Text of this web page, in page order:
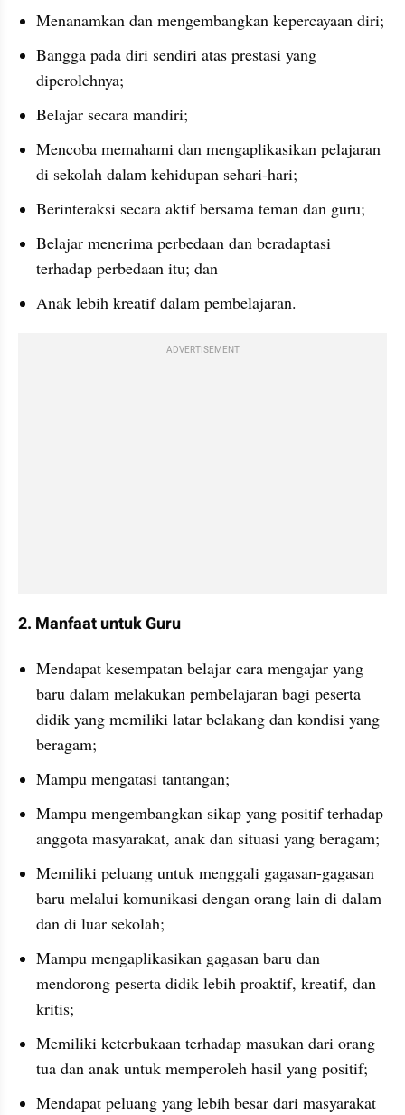
Menanamkan dan mengembangkan kepercayaan diri;
Bangga pada diri sendiri atas prestasi yang
diperolehnya;
Belajar secara mandiri;
Mencoba memahami dan mengaplikasikan pelajaran
di sekolah dalam kehidupan sehari-hari;
Berinteraksi secara aktif bersama teman dan guru;
Belajar menerima perbedaan dan beradaptasi
terhadap perbedaan itu; dan
Anak lebih kreatif dalam pembelajaran.
ADVERTISEMENT
2. Manfaat untuk Guru
Mendapat kesempatan belajar cara mengajar yang
baru dalam melakukan pembelajaran bagi peserta
didik yang memiliki latar belakang dan kondisi yang
beragam;
Mampu mengatasi tantangan;
Mampu mengembangkan sikap yang positif terhadap
anggota masyarakat, anak dan situasi yang beragam;
Memiliki peluang untuk menggali gagasan-gagasan
baru melalui komunikasi dengan orang lain di dalam
dan di luar sekolah;
Mampu mengaplikasikan gagasan baru dan
mendorong peserta didik lebih proaktif, kreatif, dan
kritis;
Memiliki keterbukaan terhadap masukan dari orang
tua dan anak untuk memperoleh hasil yang positif;
Mendapat peluang yang lebih besar dari masyarakat